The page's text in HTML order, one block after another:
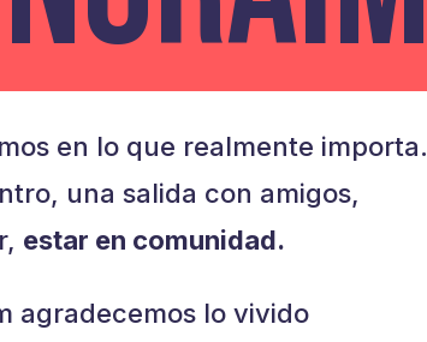
en lo que realmente importa.
una salida con amigos,
estar en comunidad.
agradecemos lo vivido